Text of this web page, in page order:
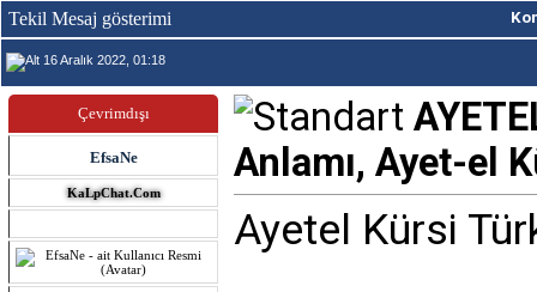
Tekil Mesaj gösterimi
16 Aralık 2022, 01:18
Çevrimdışı
EfsaNe
KaLpChat.Com
Anlamı, Ayet-el
Ayetel Kürsi